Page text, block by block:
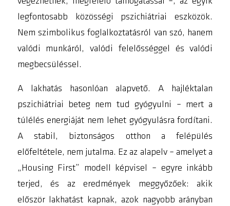
legfontosabb közösségi pszichiátriai eszközök.
Nem szimbolikus foglalkoztatásról van szó, hanem
valódi munkáról, valódi felelősséggel és valódi
megbecsüléssel.
A lakhatás hasonlóan alapvető. A hajléktalan
pszichiátriai beteg nem tud gyógyulni – mert a
túlélés energiáját nem lehet gyógyulásra fordítani.
A stabil, biztonságos otthon a felépülés
előfeltétele, nem jutalma. Ez az alapelv – amelyet a
„Housing First” modell képvisel – egyre inkább
terjed, és az eredmények meggyőzőek: akik
először lakhatást kapnak, azok nagyobb arányban